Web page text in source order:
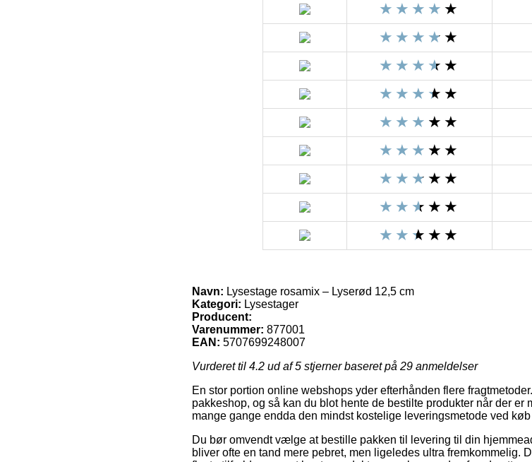
Navn: Lysestage rosamix – Lyserød 12,5 cm
Kategori: Lysestager
Producent:
Varenummer: 877001
EAN: 5707699248007
Vurderet til 4.2 ud af 5 stjerner baseret på 29 anmeldelser
En stor portion online webshops yder efterhånden flere
pakkeshop, og så kan du blot hente de bestilte produkter når der
mange gange endda den mindst kostelige leveringsmetode ved
Du bør omvendt vælge at bestille pakken til levering til din
bliver ofte en tand mere pebret, men ligeledes ultra fremkommelig.